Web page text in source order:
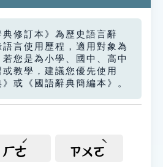
典修訂本》為歷史語言辭
言使用歷程，適用對象為
您是為小學、國中、高中
或教學，建議您優先使用
》或《國語辭典簡編本》。
ㄏㄜ ㄗㄨㄛ